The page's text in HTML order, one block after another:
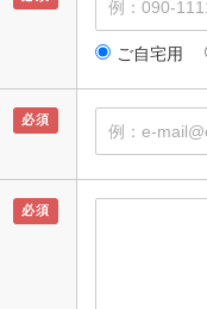
ご自宅用